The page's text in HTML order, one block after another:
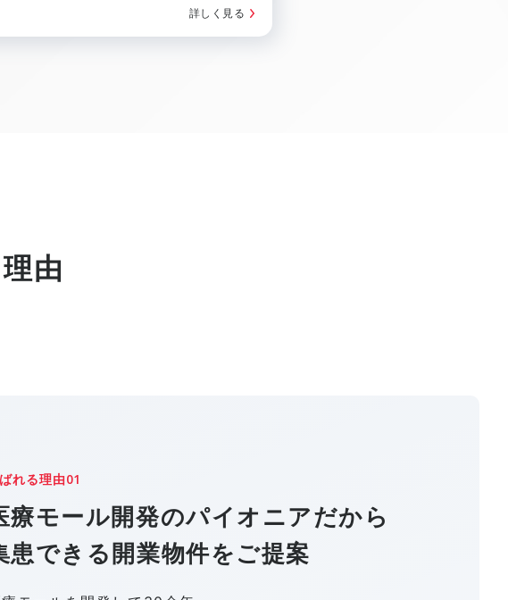
詳しく見る
由
れる理由01
療モール開発のパイオニアだから
患できる開業物件をご提案